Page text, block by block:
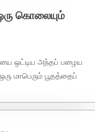
கொலையும்
ஒட்டிய அந்தப் பழைய
மாபெரும் பூதத்தைப்